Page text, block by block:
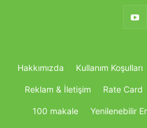
Hakkımızda Kullanım Koşulları
Reklam & İletişim Rate Card
100 makale Yenilenebilir